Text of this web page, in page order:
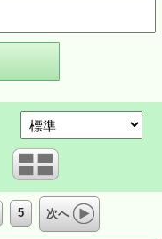
5 次へ